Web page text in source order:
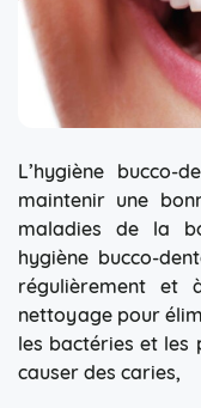
L’hygiène
maintenir une
maladies de la
hygiène bucco-
régulièrement et
nettoyage pour
les bactéries et les
causer des caries,